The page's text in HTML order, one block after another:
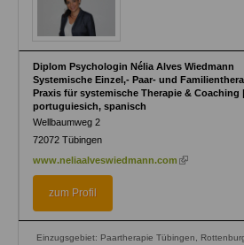
Diplom Psychologin Nélia Alves Wiedmann
Systemische Einzel,- Paar- und
Praxis für systemische Therapie & Coaching
portuguiesich, spanisch
Wellbaumweg 2
72072 Tübingen
www.neliaalveswiedmann.com (link
zum Profil
Einzugsgebiet: Paartherapie Tübingen,